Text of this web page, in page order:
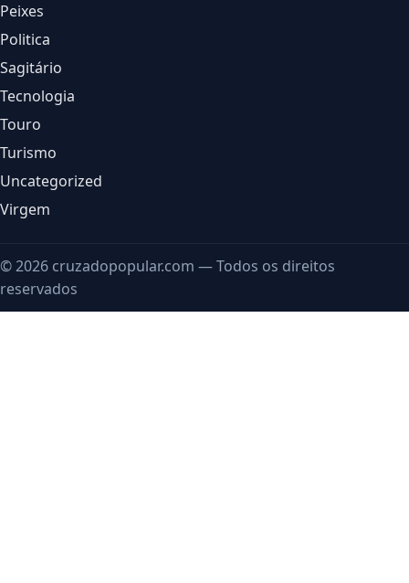
Peixes
Politica
Sagitário
Tecnologia
Touro
Turismo
Uncategorized
Virgem
© 2026 cruzadopopular.com — Todos os direitos
reservados